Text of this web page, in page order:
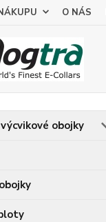
O NÁS
obojky